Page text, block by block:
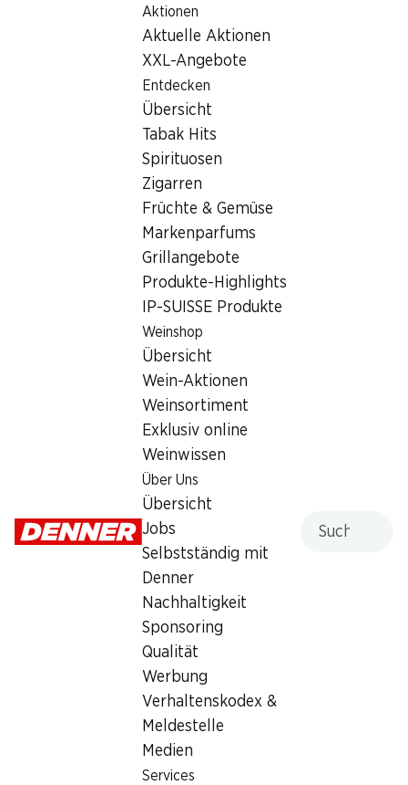
Aktionen
Aktuelle Aktionen
XXL-Angebote
Entdecken
Übersicht
Tabak Hits
Spirituosen
Zigarren
Früchte & Gemüse
Markenparfums
Grillangebote
Produkte-Highlights
IP-SUISSE Produkte
Weinshop
Übersicht
Wein-Aktionen
Weinsortiment
Exklusiv online
Weinwissen
Über Uns
Übersicht
Jobs
Selbstständig mit
Denner
Nachhaltigkeit
Sponsoring
Qualität
Werbung
Verhaltenskodex &
Meldestelle
Medien
Services
Filialsuche
Denner Filiale Chemin des Vergers 20, 2520 La Neuveville
2520 La Neuveville
Chemin des Vergers 20, 2520 La Neuveville
Zur Wegbeschreibung
Öffnungszeiten
Bargeldbezug mit Post - / M-Card